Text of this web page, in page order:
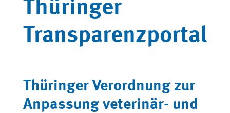
Thüringer
Transparenzportal
Thüringer Verordnung zur
Anpassung veterinär- und